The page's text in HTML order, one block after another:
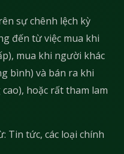
sự chênh lệch kỳ
đến từ việc mua khi
mua khi người khác
bình) và bán ra khi
hoặc rất tham lam
Tin tức, các loại chính